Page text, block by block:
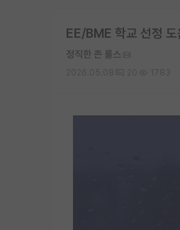
EE/BME 학교 선정
정직한 존 롤스